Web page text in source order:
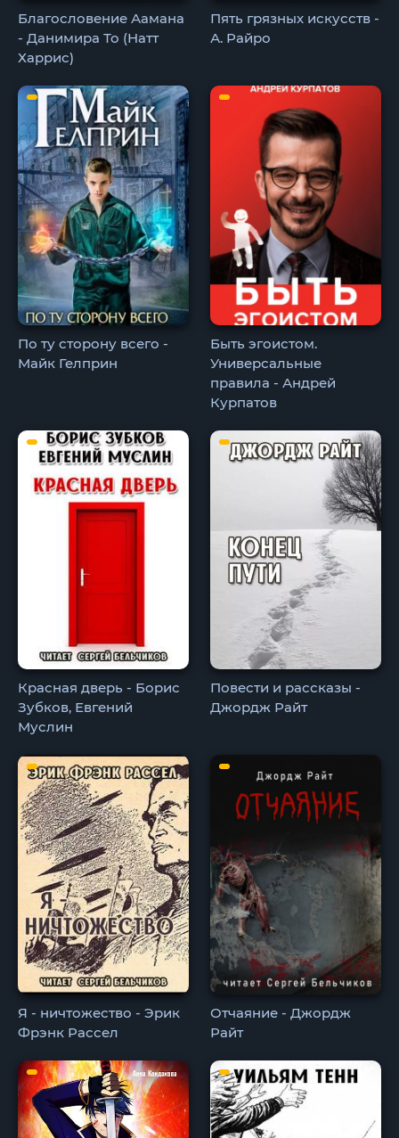
Благословение Аамана
- Данимира То (Натт
Харрис)
Пять грязных искусств -
А. Райро
По ту сторону всего -
Майк Гелприн
Быть эгоистом.
Универсальные
правила - Андрей
Курпатов
Красная дверь - Борис
Зубков, Евгений
Муслин
Повести и рассказы -
Джордж Райт
Я - ничтожество - Эрик
Фрэнк Рассел
Отчаяние - Джордж
Райт